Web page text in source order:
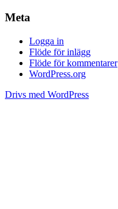
Meta
Logga in
Flöde för inlägg
Flöde för kommentarer
WordPress.org
Drivs med WordPress